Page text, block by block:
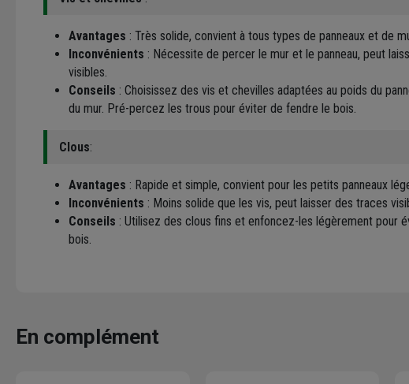
Avantages : Très solide, convient à tous types de panneaux et de
Inconvénients : Nécessite de percer le mur et le panneau, peut
visibles.
Conseils : Choisissez des vis et chevilles adaptées au poids du
du mur. Pré-percez les trous pour éviter de fendre le bois.
Clous:
Avantages : Rapide et simple, convient pour les petits panneaux
Inconvénients : Moins solide que les vis, peut laisser des traces
Conseils : Utilisez des clous fins et enfoncez-les légèrement pour
bois.
En complément